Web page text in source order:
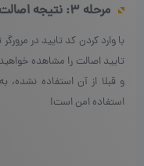
مرحله ۳: نتیجه اصالت دستگاه را دریافت کنید
تایید اصالت را مشاهده
و قبلا از آن استفاده
استفاده امن است!